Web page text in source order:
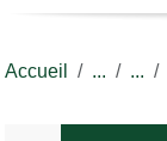
Accueil